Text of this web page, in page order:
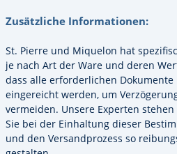
Zusätzliche Informationen:
St. Pierre und Miquelon hat
je nach Art der Ware und deren
dass alle erforderlichen
eingereicht werden, um
vermeiden. Unsere Experten
Sie bei der Einhaltung dieser
und den Versandprozess so